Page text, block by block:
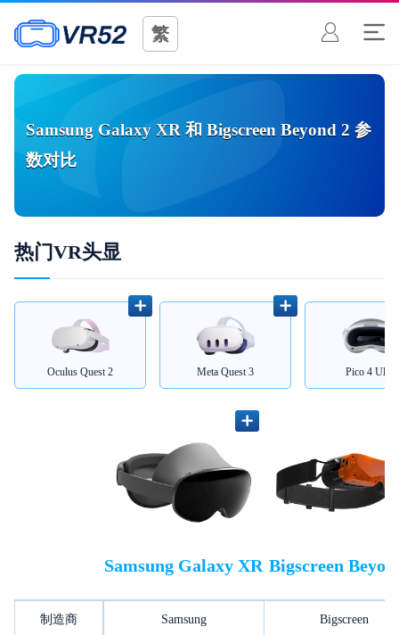
繁
Samsung Galaxy XR 和 Bigscreen Beyond 2 参
数对比
热门VR头显
Oculus Quest 2 Meta Quest 3 Pico 4 Ultra
Samsung Galaxy XR Bigscreen
制造商 Samsung Bigscreen